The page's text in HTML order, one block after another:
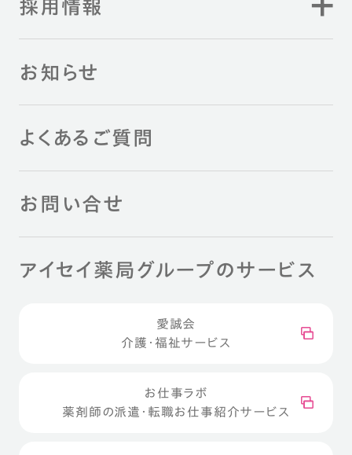
採用情報
お知らせ
よくあるご質問
お問い合せ
アイセイ薬局グループのサービス
愛誠会
介護・福祉サービス
お仕事ラボ
薬剤師の派遣・転職お仕事紹介サービス